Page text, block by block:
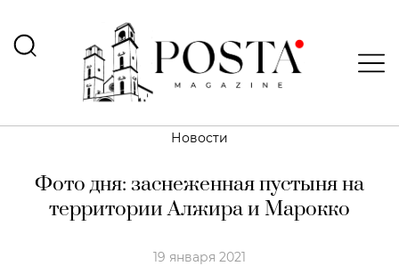
Новости
Фото дня: заснеженная пустыня на
территории Алжира и Марокко
19 января 2021